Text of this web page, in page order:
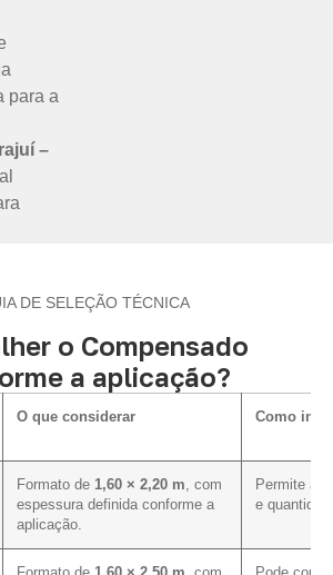
para a
–
DE SELEÇÃO TÉCNICA
o Compensado
a aplicação?
O que considerar Como
Formato de 1,60 × 2,20 m , com
espessura definida conforme a
aplicação.
Permite
e